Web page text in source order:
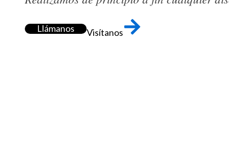
Llámanos Visítanos